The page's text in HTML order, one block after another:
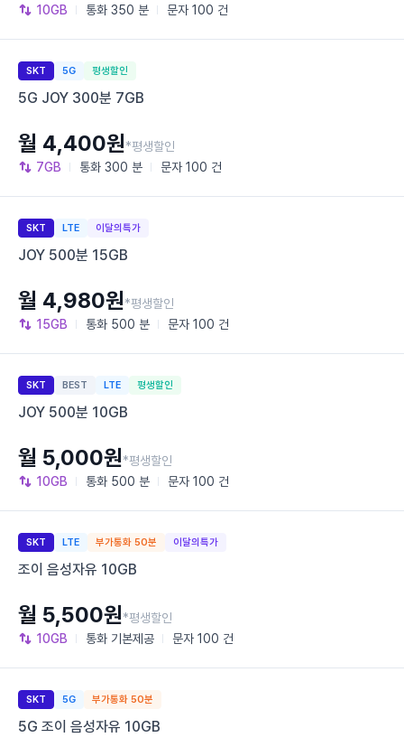
10GB 통화 350 분 문자 100 건
SKT 5G 평생할인
5G JOY 300분 7GB
7GB 통화 300 분 문자 100 건
월 4,400원*평생할인
SKT LTE 이달의특가
JOY 500분 15GB
15GB 통화 500 분 문자 100 건
월 4,980원*평생할인
SKT BEST LTE 평생할인
JOY 500분 10GB
10GB 통화 500 분 문자 100 건
월 5,000원*평생할인
SKT LTE 부가통화 50분 이달의특가
조이 음성자유 10GB
10GB 통화 기본제공 문자 100 건
월 5,500원*평생할인
SKT 5G 부가통화 50분
5G 조이 음성자유 10GB